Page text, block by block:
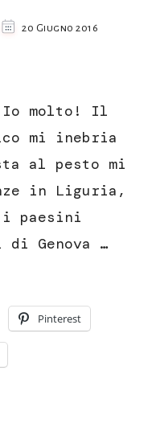
20 Giugno 2016
Io molto! Il
mi inebria
al pesto mi
in Liguria,
paesini
Genova …
Pinterest